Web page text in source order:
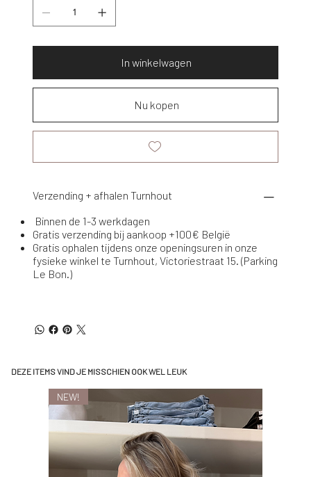
In winkelwagen
Nu kopen
Verzending + afhalen Turnhout
Binnen de 1-3 werkdagen
Gratis verzending bij aankoop +100€ België
Gratis ophalen tijdens onze openingsuren in onze
fysieke winkel te Turnhout, Victoriestraat 15. (Parking
Le Bon.)
DEZE ITEMS VIND JE MISSCHIEN OOK WEL LEUK
NEW!